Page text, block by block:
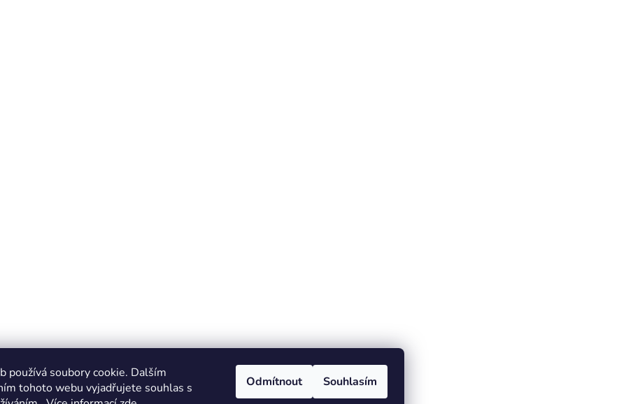
používá soubory cookie. Dalším
tohoto webu vyjadřujete souhlas s
Odmítnout Souhlasím